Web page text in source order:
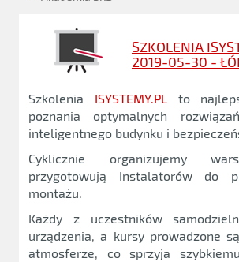
SZKOLENIA
2019-05-30 -
Szkolenia ISYSTEMY.PLto
poznania optymalnych
inteligentnego budynku i
Cyklicznie organizujemy
przygotowują Instalatorów do
montażu.
Każdy z uczestników
urządzenia, a kursy prowadzone
atmosferze, co sprzyja